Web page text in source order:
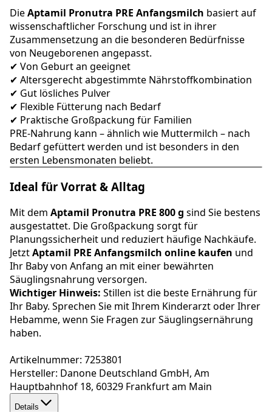
DieAptamil Pronutra PRE Anfangsmilch basiert auf
wissenschaftlicher Forschung und ist in ihrer
Zusammensetzung an die besonderen Bedürfnisse
von Neugeborenen angepasst.
✔ Von Geburt an geeignet
✔ Altersgerecht abgestimmte Nährstoffkombination
✔ Gut lösliches Pulver
✔ Flexible Fütterung nach Bedarf
✔ Praktische Großpackung für Familien
PRE-Nahrung kann – ähnlich wie Muttermilch – nach
Bedarf gefüttert werden und ist besonders in den
ersten Lebensmonaten beliebt.
Ideal für Vorrat & Alltag
Mit dem Aptamil Pronutra PRE 800 g sind Sie bestens
ausgestattet. Die Großpackung sorgt für
Planungssicherheit und reduziert häufige Nachkäufe.
JetztAptamil PRE Anfangsmilch online kaufen und
Ihr Baby von Anfang an mit einer bewährten
Säuglingsnahrung versorgen.
Wichtiger Hinweis: Stillen ist die beste Ernährung für
Ihr Baby. Sprechen Sie mit Ihrem Kinderarzt oder Ihrer
Hebamme, wenn Sie Fragen zur Säuglingsernährung
haben.
Artikelnummer: 7253801
Hersteller: Danone Deutschland GmbH, Am
Hauptbahnhof 18, 60329 Frankfurt am Main
Details